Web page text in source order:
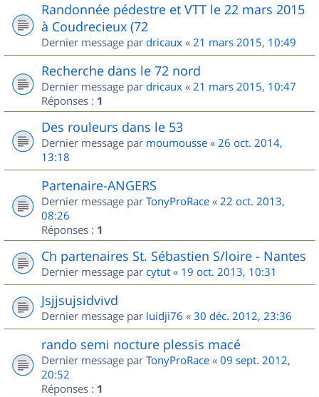
Randonnée pédestre et VTT le 22 mars 2015
à Coudrecieux (72
Dernier message par dricaux « 21 mars 2015, 10:49
Recherche dans le 72 nord
Dernier message par dricaux « 21 mars 2015, 10:47
Réponses : 1
Des rouleurs dans le 53
Dernier message par moumousse « 26 oct. 2014,
13:18
Partenaire-ANGERS
Dernier message par TonyProRace « 22 oct. 2013,
08:26
Réponses : 1
Ch partenaires St. Sébastien S/loire - Nantes
Dernier message par cytut « 19 oct. 2013, 10:31
Jsjjsujsidvivd
Dernier message par luidji76 « 30 déc. 2012, 23:36
rando semi nocture plessis macé
Dernier message par TonyProRace « 09 sept. 2012,
20:52
Réponses : 1